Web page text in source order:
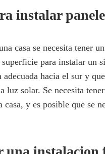
instalar
casa se necesita tener
para instalar un
hacia el sur y
luz solar. Se necesita
casa, y es posible que se